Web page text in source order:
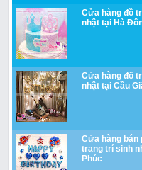
Cửa hàng đồ
nhật tại Hà
Cửa hàng đồ
nhật tại Cầu
Cửa hàng bán
trang trí sinh
Phúc